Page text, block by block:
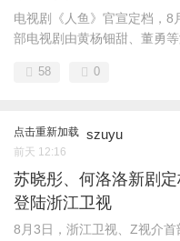
电视剧《人鱼》官宣定档，8
部电视剧由黄杨钿甜、董勇等
58 0
点击重新加载 szuyu
前天 12:16
苏晓彤、何洛洛新剧
登陆浙江卫视
8月3日，浙江卫视、Z视介